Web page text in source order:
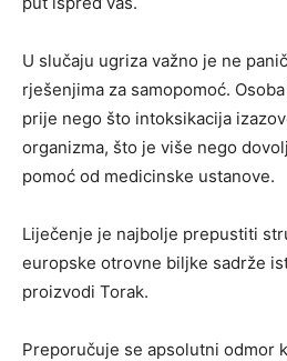
U slučaju ugriza važno je ne
rješenjima za samopomoć.
prije nego što intoksikacija
organizma, što je više nego
pomoć od medicinske ustanove.
Liječenje je najbolje prepustiti
europske otrovne biljke sadrže
proizvodi Torak.
Preporučuje se apsolutni odmor